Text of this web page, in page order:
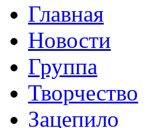
Главная
Новости
Группа
Творчество
Зацепило